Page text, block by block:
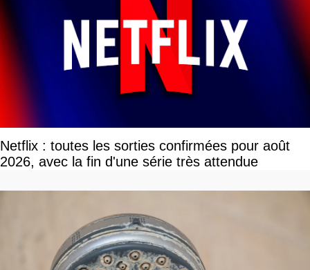
Netflix : toutes les sorties confirmées pour août
2026, avec la fin d'une série très attendue